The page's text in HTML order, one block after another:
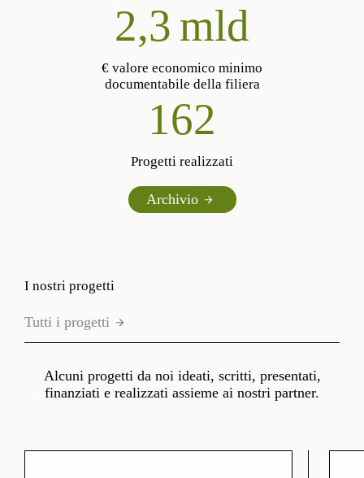
2,3 mld
€ valore economico minimo
documentabile della filiera
190
Progetti realizzati
Archivio
I nostri progetti
Tutti i progetti
Alcuni progetti da noi ideati, scritti, presentati,
finanziati e realizzati assieme ai nostri partner.